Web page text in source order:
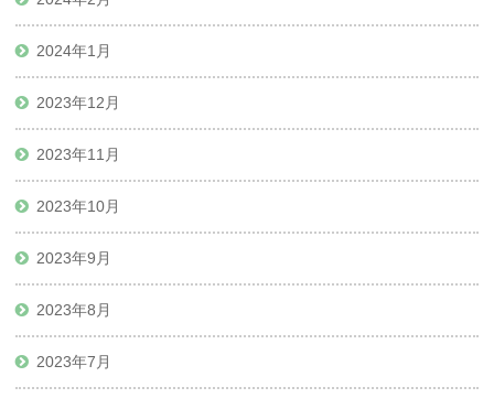
2024年1月
2023年12月
2023年11月
2023年10月
2023年9月
2023年8月
2023年7月